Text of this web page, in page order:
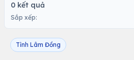
0 kết quả
Sắp xếp:
Tỉnh Lâm Đồng